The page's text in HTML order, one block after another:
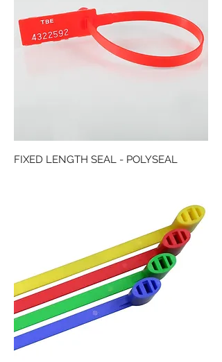
FIXED LENGTH SEAL - POLYSEAL